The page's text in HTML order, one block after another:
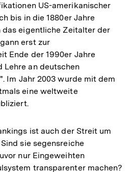
US-amerikanischer
bis in die 1880er Jahre
eigentliche Zeitalter der
erst zur
Ende der 1990er Jahre
Lehre an deutschen
Im Jahr 2003 wurde mit dem
eine weltweite
ist auch der Streit um
sie segensreiche
nur Eingeweihten
transparenter machen?